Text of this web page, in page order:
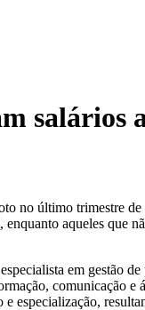
salários
no último trimestre de
aqueles que
em gestão
comunicação e
especialização,